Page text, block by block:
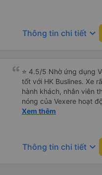
Thông tin chi tiết keyboard_arrow_down
⭐ 4.5/5 Nhờ ứng dụng
tốt với HK Buslines. Xe
hành khách, nhân viên
nóng của Vexere hoạt
với khách hàng. Nhược
quay lại, điều này có
vì điểm trả khách chỉ ở
không phải ở nhà tôi :)
Xem thêm
Thông tin chi tiết keyboard_arrow_down